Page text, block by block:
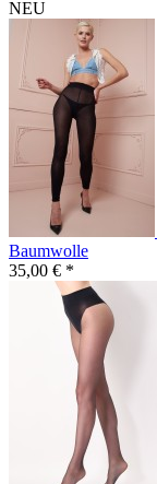
NEU
Baumwolle
35,00 € *